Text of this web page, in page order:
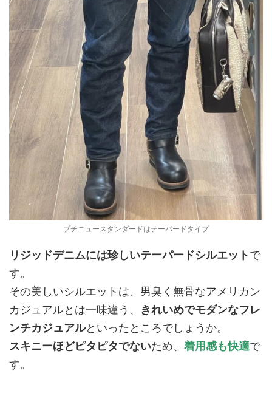
プチニュースタンダードはテーパードタイプ
リジッドデニムには珍しいテーパードシルエットで
す。
その美しいシルエットは、男臭く無骨なアメリカン
カジュアルとは一味違う、 きれいめでモダンなフレ
ンチカジュアルといったところでしょうか。
スキニーほどピタピタでないため、 着用感も快適で
す。